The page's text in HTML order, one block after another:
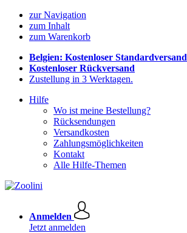
zur Navigation
zum Inhalt
zum Warenkorb
Belgien: Kostenloser Standardversand
Kostenloser Rückversand
Zustellung in 3 Werktagen.
Hilfe
Wo ist meine Bestellung?
Rücksendungen
Versandkosten
Zahlungsmöglichkeiten
Kontakt
Alle Hilfe-Themen
Anmelden
Jetzt anmelden